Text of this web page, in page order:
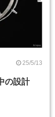
25/5/13
の設計